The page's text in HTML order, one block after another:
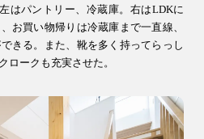
はパントリー、冷蔵庫。右はLDKに
お買い物帰りは冷蔵庫まで一直線、
きる。また、靴を多く持ってらっし
ロークも充実させた。